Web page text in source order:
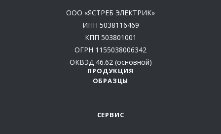
ООО «ЯСТРЕБ ЭЛЕКТРИК»
ИНН 5038116469
КПП 503801001
ОГРН 1155038006342
ОКВЭД 46.62 (основной)
ПРОДУКЦИЯ
ОБРАЗЦЫ
СЕРВИС